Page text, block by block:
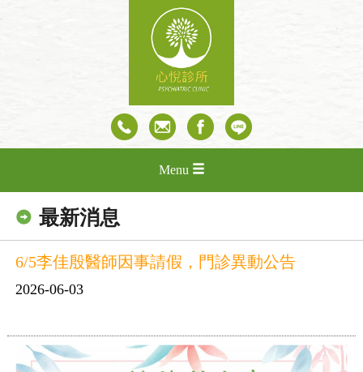
Menu
最新消息
6/5李佳殷醫師因事請假，門診異動公告
2026-06-03